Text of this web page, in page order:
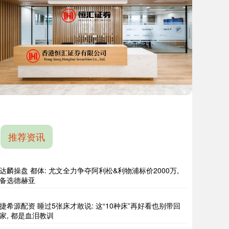
推荐资讯
达麟操盘 都体: 尤文全力争夺阿利松&利物浦标价2000万,
备选德赫亚
捷希源配资 睡过5张床才敢说: 这“10种床”再好看也别带回
家, 都是血泪教训